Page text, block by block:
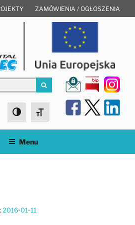
ZAMÓWIENIA / OGŁOSZENIA
Szukaj
Toggle High Contrast
Toggle Font size
Menu
2016-01-11